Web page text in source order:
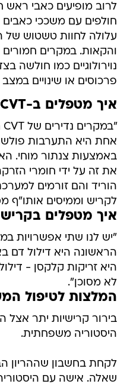
לרוב מופיעים כאבי
חולפים עם משככי כאבים
עלולה לחוות טשטוש של
והקאות. במקרים חמורים
נוירולוגיים כמו חולשה
פרכוסים או שינויים
איך מטפלים ב-CVT
אחת היא התערבות
באמצעות צנתור מוחי.
את זה על ידי חומרי
הוריד והם זורמים
לקריש וממיסים אותו"ף
איך מטפלים
"יש לנו שתי אפשרויות
הראשונה היא דילול דם
היא זריקות קלקסן -
לא מסוכן".
המלצות לטיפול
בירור קרישיות יתר
היסטוריה משפחתית.
לקחת בחשבון שההריון
שאלה. אישה עם